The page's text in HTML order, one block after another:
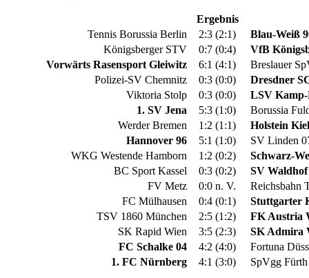
Ergebnis
Tennis Borussia Berlin
2:3 (2:1)
Blau-Weiß
Königsberger STV
0:7 (0:4)
VfB
Vorwärts Rasensport Gleiwitz
6:1 (4:1)
Breslauer
Polizei-SV Chemnitz
0:3 (0:0)
Dresdner
Viktoria Stolp
0:3 (0:0)
LSV
1. SV Jena
5:3 (1:0)
Borussia
Werder Bremen
1:2 (1:1)
Holstein Kiel
Hannover 96
5:1 (1:0)
SV Linden
WKG Westende Hamborn
1:2 (0:2)
Schwarz-
BC Sport Kassel
0:3 (0:2)
SV
FV Metz
0:0 n. V.
Reichsbahn
FC Mülhausen
0:4 (0:1)
Stuttgarter
TSV 1860 München
2:5 (1:2)
FK Austria
SK Rapid Wien
3:5 (2:3)
SK Admira
FC Schalke 04
4:2 (4:0)
Fortuna
1. FC Nürnberg
4:1 (3:0) SpVgg Fürth